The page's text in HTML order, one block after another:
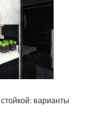
варианты